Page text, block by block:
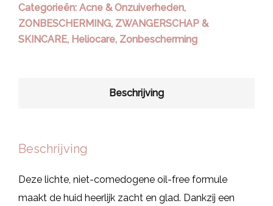
Categorieën: Acne & Onzuiverheden,
ZONBESCHERMING, ZWANGERSCHAP &
SKINCARE, Heliocare, Zonbescherming
Beschrijving
Beschrijving
Deze lichte, niet-comedogene oil-free formule
maakt de huid heerlijk zacht en glad. Dankzij een